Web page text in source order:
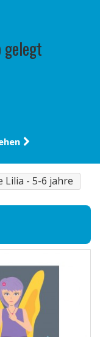
gelegt
Lilia - 5-6 jahre